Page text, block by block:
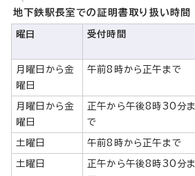
地下鉄駅長室での証明書取り扱い時間
曜日 受付時間
月曜日から金
曜日
午前8時から正午まで
月曜日から金
曜日
正午から午後8時30分ま
で
土曜日 午前8時から正午まで
土曜日
正午から午後8時30分ま